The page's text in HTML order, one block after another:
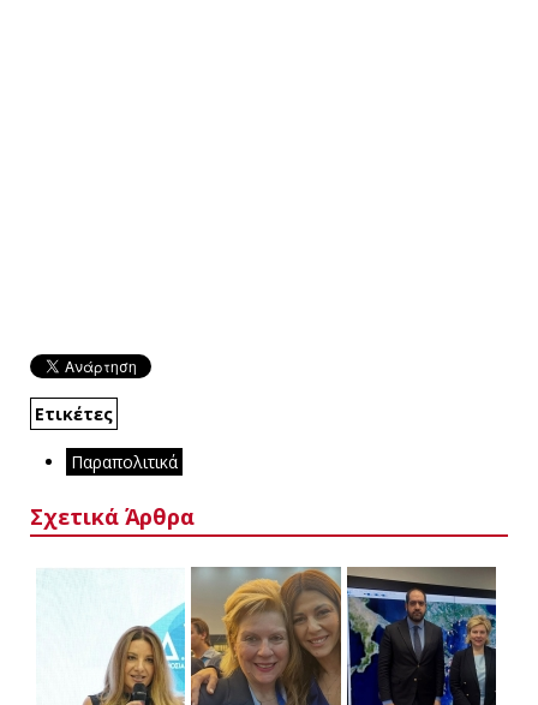
Ετικέτες
Παραπολιτικά
Σχετικά Άρθρα